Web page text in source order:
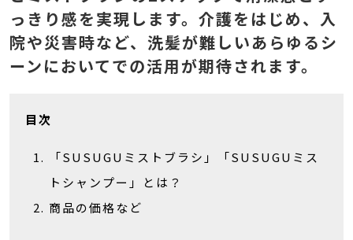
っきり感を実現します。介護をはじめ、入
院や災害時など、洗髪が難しいあらゆるシ
ーンにおいてでの活用が期待されます。
目次
「SUSUGUミストブラシ」「SUSUGUミス
トシャンプー」とは？
商品の価格など